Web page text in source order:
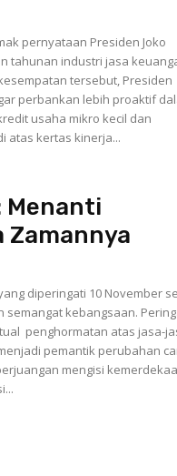
per­nya­taan Presiden Jo­ko
tahunan industri jasa
perbankan lebih proaktif
usaha mikro kecil dan
atas kertas kinerja...
Menanti
Zamannya
diperingati 10 November
kebangsaan.
penghormatan atas jasa-
pemantik perubahan
mengisi